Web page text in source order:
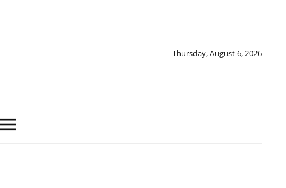
Thursday, August 6, 2026